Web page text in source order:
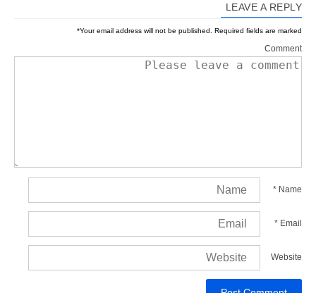
LEAVE A REPLY
Your email address will not be published. Required fields are marked
*
Comment
Name
*
Email
*
Website